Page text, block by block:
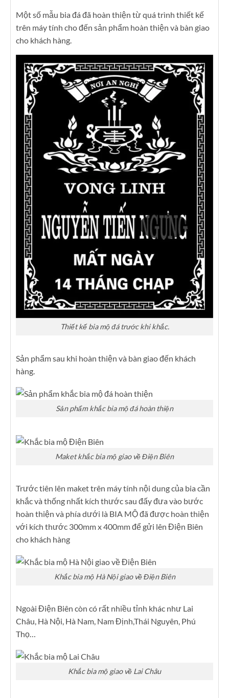
Một số mẫu bia đá đã hoàn thiện từ quá trình thiết kế
trên máy tính cho đến sản phẩm hoàn thiện và bàn giao
cho khách hàng.
Thiết kế bia mộ đá trước khi khắc.
Sản phẩm sau khi hoàn thiện và bàn giao đến khách
hàng.
Sản phẩm khắc bia mộ đá hoàn thiện
Maket khắc bia mộ giao về Điện Biên
Trước tiên lên maket trên máy tính nội dung của bia cần
khắc và thống nhất kích thước sau đấy đưa vào bước
hoàn thiện và phía dưới là BIA MỘ đã được hoàn thiện
với kích thước 300mm x 400mm để gửi lên Điện Biên
cho khách hàng
Khắc bia mộ Hà Nội giao về Điện Biên
Ngoài Điện Biên còn có rất nhiều tỉnh khác như Lai
Châu, Hà Nội, Hà Nam, Nam Định,Thái Nguyên, Phú
Thọ…
Khắc bia mộ giao về Lai Châu